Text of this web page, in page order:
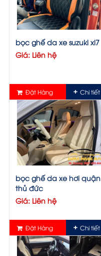
bọc ghế da xe suzuki xl7
Giá: Liên hệ
Đặt Hàng Chi tiết
bọc ghế da xe hơi quận
thủ đức
Giá: Liên hệ
Đặt Hàng Chi tiết